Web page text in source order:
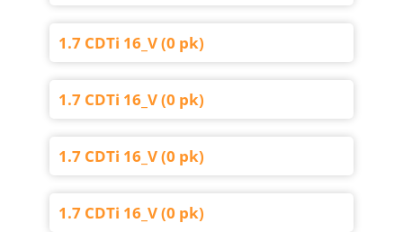
1.7 CDTi 16_V (0 pk)
1.7 CDTi 16_V (0 pk)
1.7 CDTi 16_V (0 pk)
1.7 CDTi 16_V (0 pk)